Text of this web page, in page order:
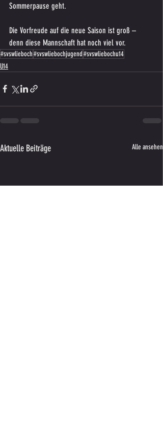
Sommerpause geht.
Die Vorfreude auf die neue Saison ist groß –
denn diese Mannschaft hat noch viel vor.
#svswlieboch#svswliebochjugend#svswliebochu14
U14
Aktuelle Beiträge Alle ansehen